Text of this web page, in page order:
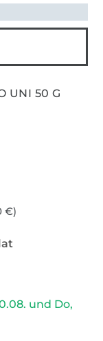
UNI 50 G
€)
und Do,